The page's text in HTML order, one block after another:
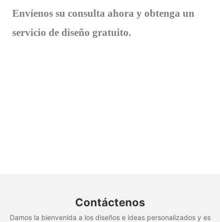
Envíenos su consulta ahora y obtenga un
servicio de diseño gratuito.
Contáctenos
Damos la bienvenida a los diseños e ideas personalizados y es